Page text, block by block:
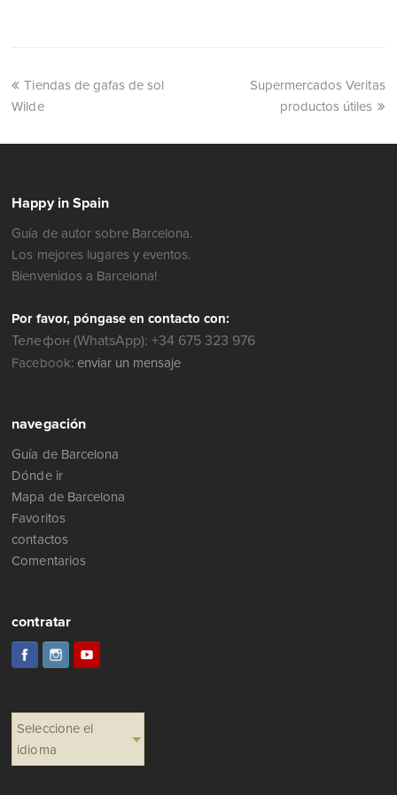
Tiendas de gafas de sol
Wilde
Supermercados Veritas
productos útiles
Happy in Spain
Guía de autor sobre Barcelona.
Los mejores lugares y eventos.
Bienvenidos a Barcelona!
Por favor, póngase en contacto con:
Телефон (WhatsApp): +34 675 323 976
Facebook: enviar un mensaje
navegación
Guía de Barcelona
Dónde ir
Mapa de Barcelona
Favoritos
contactos
Comentarios
contratar
Seleccione el
idioma